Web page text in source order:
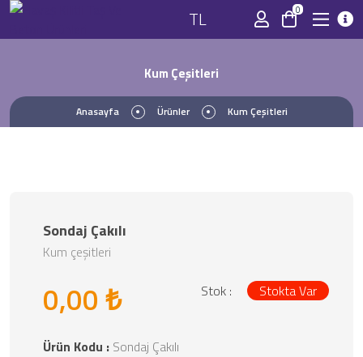
TL 0
Kum Çeşitleri
Anasayfa Ürünler Kum Çeşitleri
Sondaj Çakılı
Kum çeşitleri
Stok :
Stokta Var
0,00 ₺
Ürün Kodu : Sondaj Çakılı